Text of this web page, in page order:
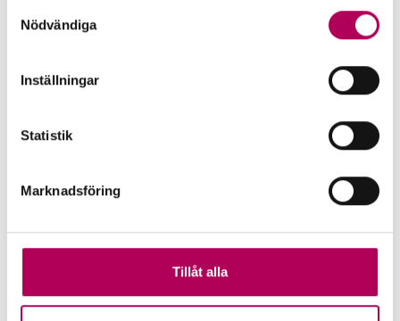
personuppgifter.
Nödvändiga
Inställningar
Statistik
Marknadsföring
Tillåt alla
payment defaults and help banks support
businesses. Which guarantee suits your